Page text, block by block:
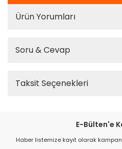
Ürün Yorumları
Soru & Cevap
Taksit Seçenekleri
E-Bülten'e
Haber listemize kayıt olarak